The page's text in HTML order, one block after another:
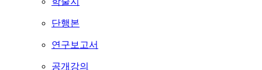
단행본
연구보고서
공개강의